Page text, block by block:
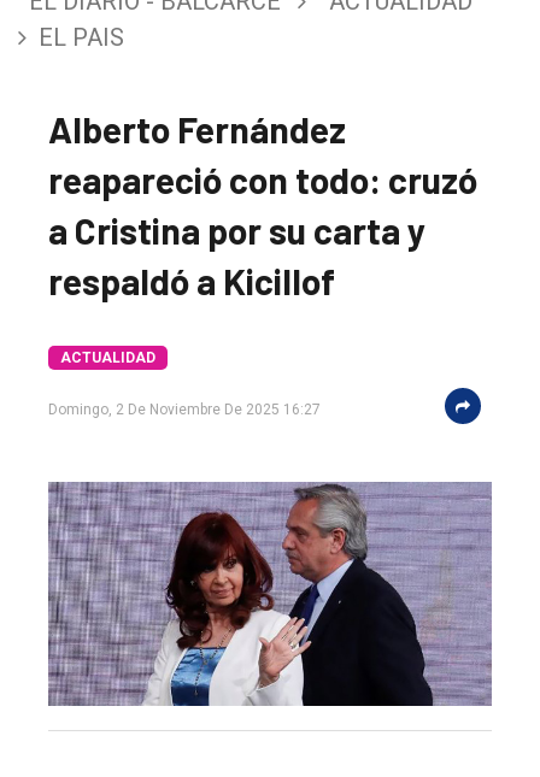
El
EL PAIS
Alberto Fernández
reapareció con todo: cruzó
a Cristina por su carta y
respaldó a Kicillof
ACTUALIDAD
Domingo, 2 De Noviembre De 2025 16:27